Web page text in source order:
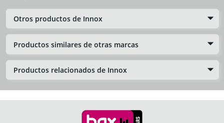
Otros productos de Innox
Productos similares de otras marcas
Productos relacionados de Innox